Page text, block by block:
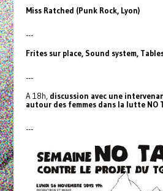
Miss Ratched (Punk Rock, Lyon)
---
Frites sur place, Sound system,
---
A 18h, discussion avec une
autour des femmes dans la lutte NO
---